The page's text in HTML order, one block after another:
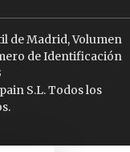
de Madrid, Volumen
de Identificación
S.L. Todos los